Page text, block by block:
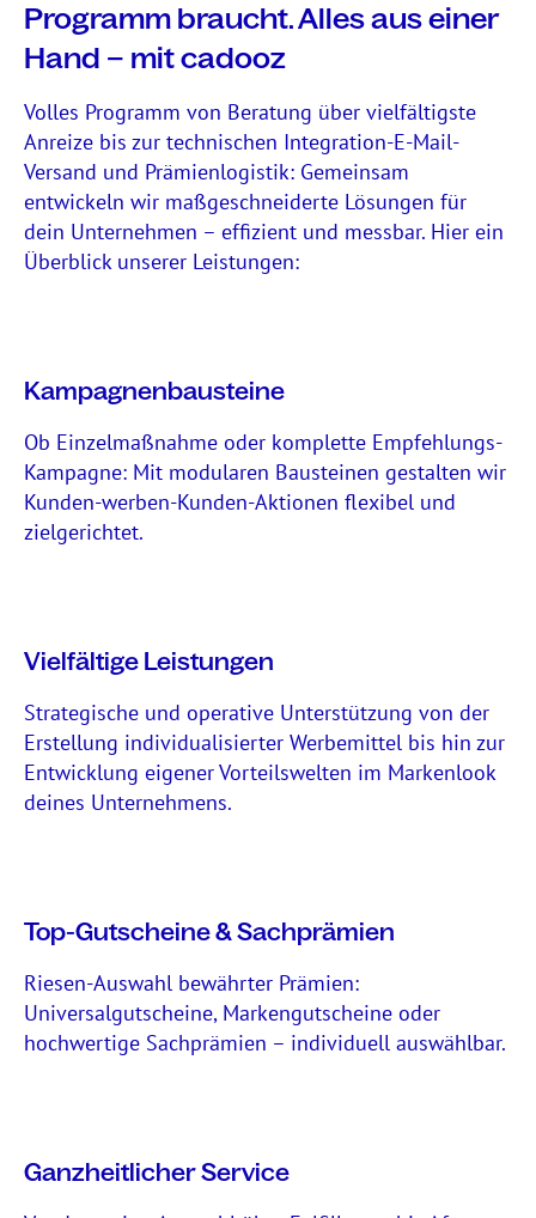
Programm braucht. Alles aus einer
Hand – mit cadooz
Volles Programm von Beratung über vielfältigste
Anreize bis zur technischen Integration-E-Mail-
Versand und Prämienlogistik: Gemeinsam
entwickeln wir maßgeschneiderte Lösungen für
dein Unternehmen – effizient und messbar. Hier ein
Überblick unserer Leistungen:
Kampagnenbausteine
Ob Einzelmaßnahme oder komplette Empfehlungs-
Kampagne: Mit modularen Bausteinen gestalten wir
Kunden-werben-Kunden-Aktionen flexibel und
zielgerichtet.
Vielfältige Leistungen
Strategische und operative Unterstützung von der
Erstellung individualisierter Werbemittel bis hin zur
Entwicklung eigener Vorteilswelten im Markenlook
deines Unternehmens.
Top-Gutscheine & Sachprämien
Riesen-Auswahl bewährter Prämien:
Universalgutscheine, Markengutscheine oder
hochwertige Sachprämien – individuell auswählbar.
Ganzheitlicher Service